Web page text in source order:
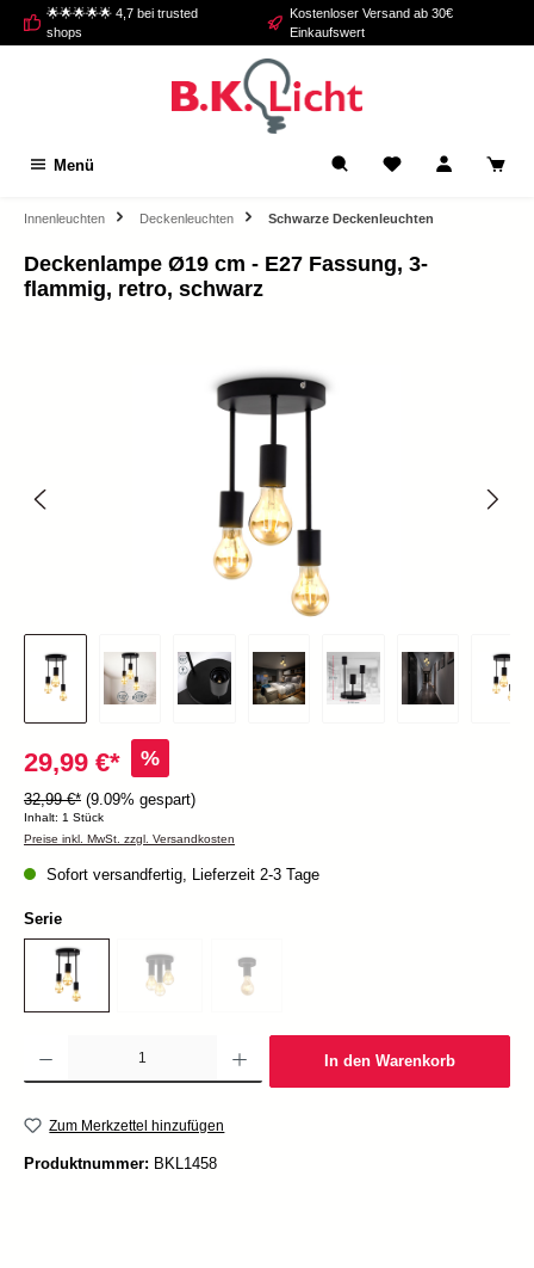
springen
🌟🌟🌟🌟🌟 4,7 bei trusted
shops
Kostenloser Versand ab 30€
Einkaufswert
Menü
Innenleuchten Deckenleuchten Schwarze Deckenleuchten
Deckenlampe Ø19 cm - E27 Fassung, 3-
flammig, retro, schwarz
29,99 €* %
32,99 €* (9.09% gespart)
Inhalt: 1 Stück
Preise inkl. MwSt. zzgl. Versandkosten
Sofort versandfertig, Lieferzeit 2-3 Tage
Serie
Produkt Anzahl: Gib den gewünschten Wert ein oder benutze die Schaltflächen um die
In den Warenkorb
Zum Merkzettel hinzufügen
Produktnummer: BKL1458